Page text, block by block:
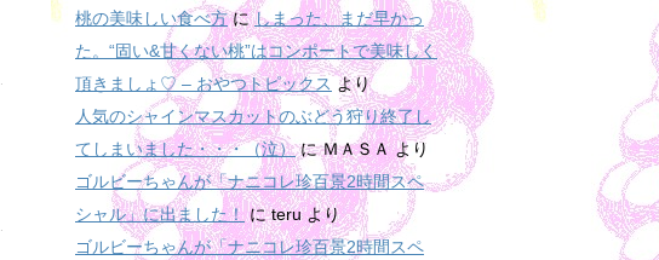
桃の美味しい食べ方にしまった、まだ早かっ
た。“固い&甘くない桃”はコンポートで美味しく
頂きましょ♡ – おやつトピックス より
人気のシャインマスカットのぶどう狩り終了し
てしまいました・・・（泣）にＭＡＳＡより
ゴルビーちゃんが「ナニコレ珍百景2時間スペ
シャル」に出ました！にteruより
ゴルビーちゃんが「ナニコレ珍百景2時間スペ